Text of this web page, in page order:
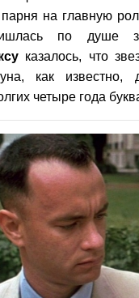
на главную
по душе
казалось, что
как
четыре года